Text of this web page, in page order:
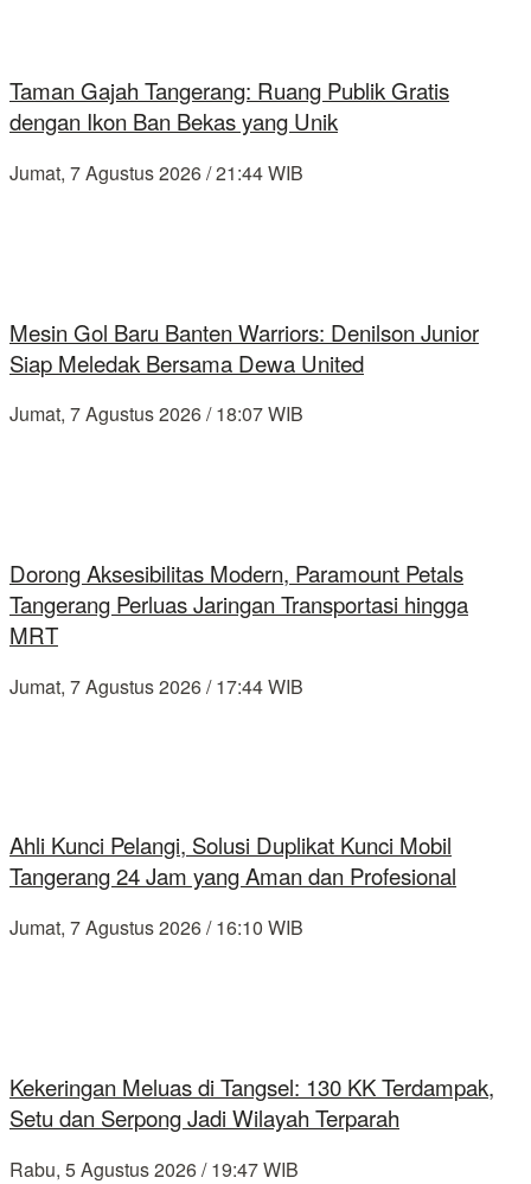
Taman Gajah Tangerang: Ruang Publik Gratis
dengan Ikon Ban Bekas yang Unik
Jumat, 7 Agustus 2026 / 21:44 WIB
Mesin Gol Baru Banten Warriors: Denilson Junior
Siap Meledak Bersama Dewa United
Jumat, 7 Agustus 2026 / 18:07 WIB
Dorong Aksesibilitas Modern, Paramount Petals
Tangerang Perluas Jaringan Transportasi hingga
MRT
Jumat, 7 Agustus 2026 / 17:44 WIB
Ahli Kunci Pelangi, Solusi Duplikat Kunci Mobil
Tangerang 24 Jam yang Aman dan Profesional
Jumat, 7 Agustus 2026 / 16:10 WIB
Kekeringan Meluas di Tangsel: 130 KK Terdampak,
Setu dan Serpong Jadi Wilayah Terparah
Rabu, 5 Agustus 2026 / 19:47 WIB